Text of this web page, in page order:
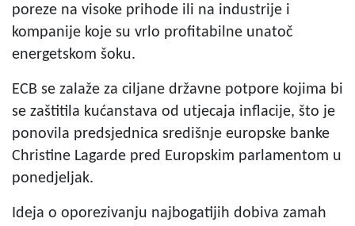
poreze na visoke prihode ili na industrije i
kompanije koje su vrlo profitabilne unatoč
energetskom šoku.
ECB se zalaže za ciljane državne potpore kojima bi
se zaštitila kućanstava od utjecaja inflacije, što je
ponovila predsjednica središnje europske banke
Christine Lagarde pred Europskim parlamentom u
ponedjeljak.
Ideja o oporezivanju najbogatijih dobiva zamah